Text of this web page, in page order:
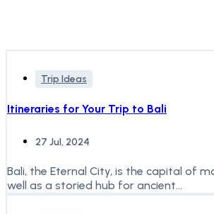
Trip Ideas
Itineraries for Your Trip to Bali
27 Jul, 2024
Bali, the Eternal City, is the capital of
well as a storied hub for ancient...